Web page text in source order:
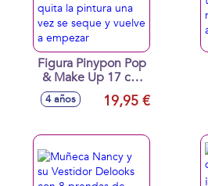
Figura Pinypon Pop
& Make Up 17 cm
¡maquillala y
decorala a tu gusto!
vez se seque y
vuelve a empezar
4 años 19,95 €